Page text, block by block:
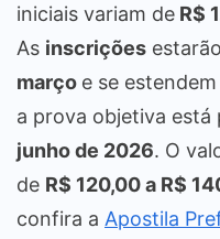
iniciais variam de R$
As inscrições
março e se
a prova objetiva está
junho de 2026. O
de R$ 120,00 a R$
confira a Apostila